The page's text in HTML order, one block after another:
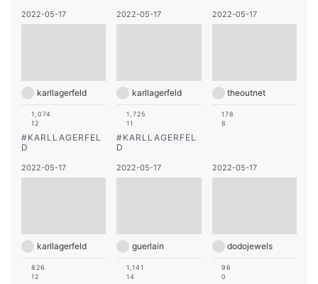
2022-05-17
karllagerfeld
1,074
12
#KARLLAGERFEL
D
2022-05-17
karllagerfeld
1,725
11
#KARLLAGERFEL
D
2022-05-17
theoutnet
178
8
2022-05-17
karllagerfeld
826
12
2022-05-17
guerlain
1,141
14
2022-05-17
dodojewels
96
0